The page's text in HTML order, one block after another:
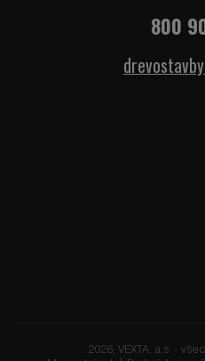
800
2026, VEXTA, a.s. -